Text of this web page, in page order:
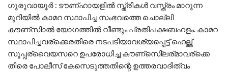
ഗുരുവായൂര്‍ : ടൗണ്ഹായളില്‍ സ്ത്രീകള്‍ വസ്ത്രം മാറുന്ന
മുറിയില്‍ കാമറ സ്ഥാപിച്ച സംഭവത്തെ ചൊല്ലി
കൗണ്സിാല്‍ യോഗത്തില്‍ വീണ്ടും പ്രതിപക്ഷബഹളം. കാമറ
സ്ഥാപിച്ചവര്ക്കെരതിരെ നടപടിയാവശ്യപ്പെട്ട് ഹെല്ത്ത്
സൂപ്പര്വൈയസറെ ഉപരോധിച്ച കൗണ്സി്െലര്മാവര്ക്കെ
തിരെ പോലീസ് കേസെടുത്തതിന്റെ ഉത്തരവാദിത്വം